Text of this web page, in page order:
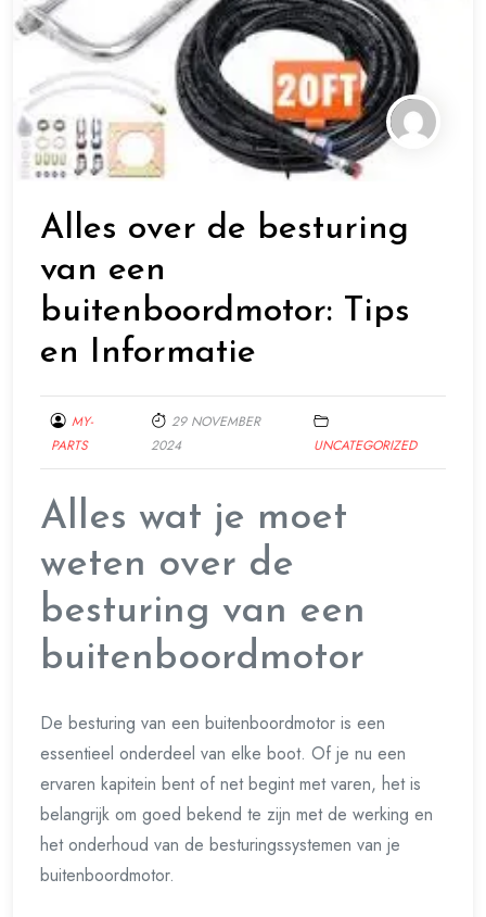
Alles over de besturing
van een
buitenboordmotor: Tips
en Informatie
MY-
PARTS
29 NOVEMBER
2024
UNCATEGORIZED
Alles wat je moet
weten over de
besturing van een
buitenboordmotor
De besturing van een buitenboordmotor is een
essentieel onderdeel van elke boot. Of je nu een
ervaren kapitein bent of net begint met varen, het is
belangrijk om goed bekend te zijn met de werking en
het onderhoud van de besturingssystemen van je
buitenboordmotor.